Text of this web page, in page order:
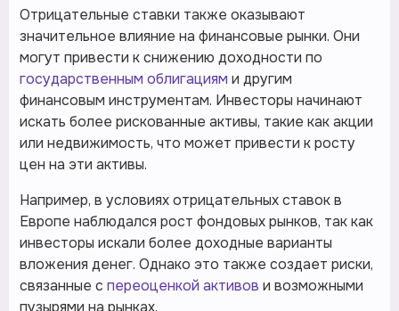
Отрицательные ставки также оказывают
значительное влияние на финансовые рынки. Они
могут привести к снижению доходности по
государственным облигациям и другим
финансовым инструментам. Инвесторы начинают
искать более рискованные активы, такие как акции
или недвижимость, что может привести к росту
цен на эти активы.
Например, в условиях отрицательных ставок в
Европе наблюдался рост фондовых рынков, так как
инвесторы искали более доходные варианты
вложения денег. Однако это также создает риски,
связанные с переоценкой активов и возможными